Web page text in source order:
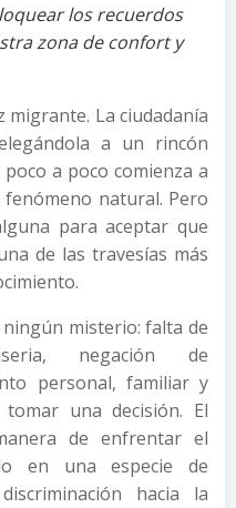
los recuerdos
zona de confort y
migrante. La ciudadanía
a un rincón
a poco comienza a
natural. Pero
para aceptar que
de las travesías más
misterio: falta de
negación de
personal, familiar y
una decisión. El
de enfrentar el
en una especie de
hacia la